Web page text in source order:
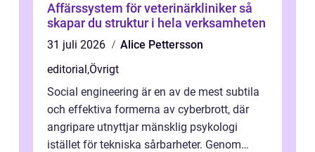
Affärssystem för veterinärkliniker så
skapar du struktur i hela verksamheten
31 juli 2026
Alice Pettersson
editorial,Övrigt
Social engineering är en av de mest subtila
och effektiva formerna av cyberbrott, där
angripare utnyttjar mänsklig psykologi
istället för tekniska sårbarheter. Genom